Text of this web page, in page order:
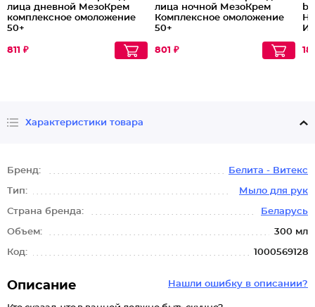
лица дневной МезоКрем
комплексное омоложение
50+
811 ₽
лица ночной МезоКрем
Комплексное омоложение
50+
801 ₽
Характеристики товара
Бренд: Белита - Витекс
Тип: Мыло для рук
Страна бренда: Беларусь
Объем: 300 мл
Код: 1000569128
Нашли ошибку в описании?
Описание